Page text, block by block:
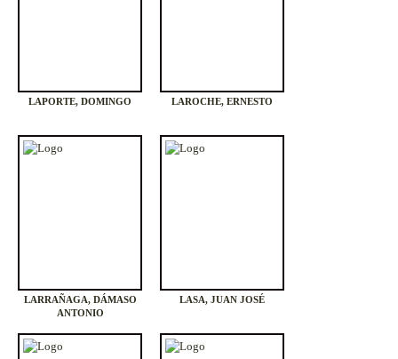
LAPORTE, DOMINGO LAROCHE, ERNESTO
LARRAÑAGA, DÁMASO
ANTONIO
LASA, JUAN JOSÉ